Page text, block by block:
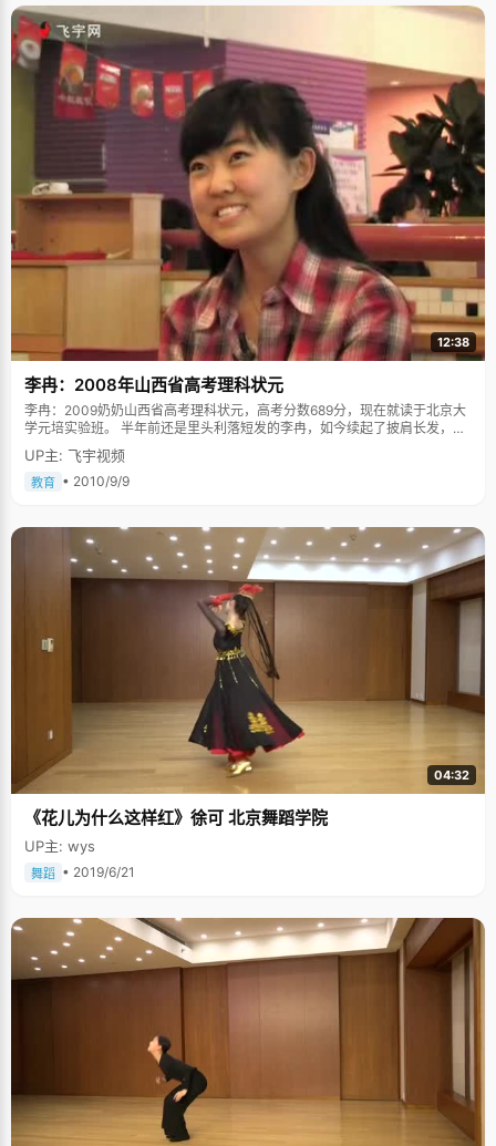
12:38
李冉：2008年山西省高考理科状元
李冉：2009奶奶山西省高考理科状元，高考分数689分，现在就读于北京大
学元培实验班。 半年前还是里头利落短发的李冉，如今续起了披肩长发，出
落得愈发的清秀。她说，当了好几年的假小子了，在大学里，要学会女孩子
一点。但是说话的时候，大大咧咧的样子一如既往豪爽的性格，让人喜欢。
好好学习是自己的事情 李冉生活在一个轻松、温馨的家庭氛围中，爸爸妈妈
候，一下课，我课桌上就堆满各种手工纸品"。 "我小时候成绩其实不是很
好，爸爸妈妈也不太督促"，李冉说，"但是他们会对我说，学习好是你自己
的事情，自己要对自己负责"。初中以前，李冉是边玩边学，成绩一直不好不
坏。从初中开始，李冉开始真正意识到"对自己负责"的含义，一概以往淘气
爱玩的脾性，学习认真了很多，于是三年间，她的成绩从一百多名上升到二
十多，高中以后一跃进入前十名。 乐观对待每一次低谷 李冉的字典里，没有
失败二字，有的只是暂时的低谷。她崇信"付出才有收获"。在参加北京大学
自主招生考试时，李冉没有考上。当时大家都特别担心，这个关键时候受到
这种打击，孩子会不会成绩不稳定。但是李冉自己却不是很在意，她认为没
考上，就说明自己的学习知识度还不够，努力学习才是最重要的。于是，高
考前的三次模拟考试，成绩一次比一次稳定、逐步提升。 "人嘛，想要做一些
事情的话，就应该努力一些，老天还是公平的吧，不会平白的给你一些东
西，所以还是要努力一些的。"说这话的时候，李冉有些颇为自得。 打破砂锅
问到底 在谈到她的学习方法时，她表示，不能偏科，合理分配时间，最重要
的是，每一个知识点一定要弄懂。高中三年，李冉一直坐在第一排，有问题
立马就问老师，一直问到会为止。因为经常提问，李冉跟老师们交流的机会
更多了，间接的上了不少免费的小课。李冉笑嘻嘻的说，"打破沙锅问到底说
饭快，做题也比别人快一些。比较简单的数学卷，她经常半个多小时就做完
了，而且做完了还能检查一遍。这次高考，她的数学卷检查了两次，英语卷
初中开始，她就连续六年被同学推荐当班长。她也没辜负大家的期望，各项
任务游刃有余，完成得很出色，得到了同学和老师的一致好评。 搞好班级工
作的同时，李冉还积极参与各种校内外的活动。在学校承办的英语比赛中，
外形靓丽，英语出色的李冉和一个外教合作主持，录播的节目在太原电视台
早已经做好了四年的打算："这么好的环境，这么好的平台，得好好利用"。
李冉是理科生，所以往专业方面再学深入一些，锻炼思维能力。所以在分科
的时候，李冉会选择数学。"如果有机会，我想出国走走，扩宽自己的眼界，
就像我从山西到北京一样，上了一个新的大平台"。
UP主: 飞宇视频
教育 • 2010/9/9
04:32
《花儿为什么这样红》徐可 北京舞蹈学院
UP主: wys
舞蹈 • 2019/6/21